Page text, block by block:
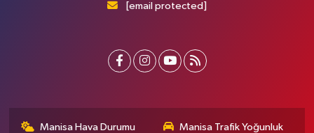
[email protected]
Manisa Hava Durumu
Manisa Trafik Yoğunluk